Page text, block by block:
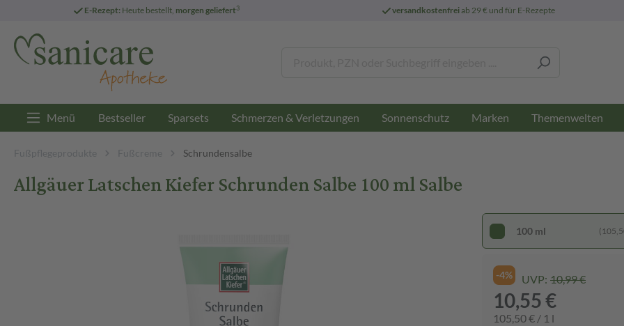
E-Rezept: Heute bestellt, morgen geliefert3 versandkostenfreiab 29 € und für E-Rezepte
Menü Bestseller Sparsets Schmerzen & Verletzungen Sonnenschutz Marken Themenwelten
Fußpflegeprodukte Fußcreme Schrundensalbe
Allgäuer Latschen Kiefer Schrunden Salbe 100 ml Salbe
100 ml
-4% UVP: 10,99 €
10,55 €
105,50 € / 1 l